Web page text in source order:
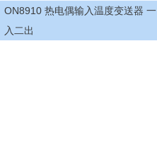
ON8910 热电偶输入温度变送器 一
入二出